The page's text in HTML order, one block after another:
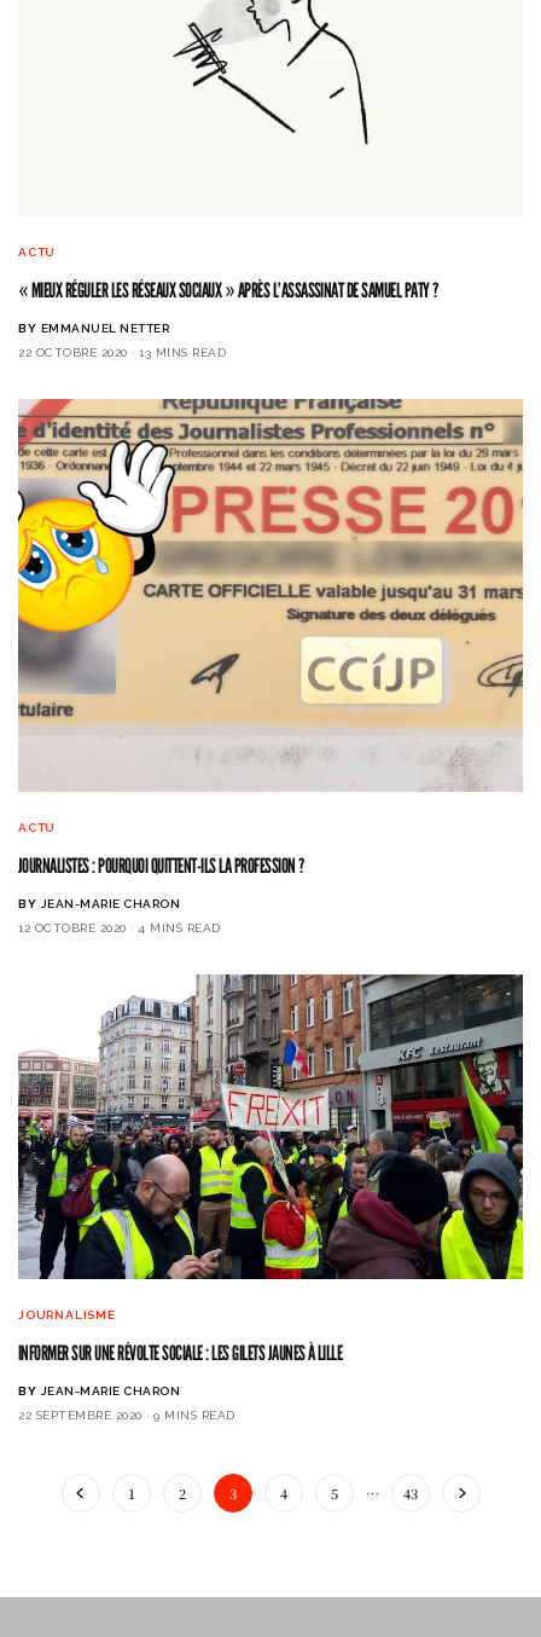
ACTU
« MIEUX RÉGULER LES RÉSEAUX SOCIAUX » APRÈS L’ASSASSINAT DE SAMUEL PATY ?
BY EMMANUEL NETTER
22 OCTOBRE 2020
13 MINS READ
ACTU
JOURNALISTES : POURQUOI QUITTENT-ILS LA PROFESSION ?
BY JEAN-MARIE CHARON
12 OCTOBRE 2020
4 MINS READ
JOURNALISME
INFORMER SUR UNE RÉVOLTE SOCIALE : LES GILETS JAUNES À LILLE
BY JEAN-MARIE CHARON
22 SEPTEMBRE 2020
9 MINS READ
1 2 3 4 5 … 43